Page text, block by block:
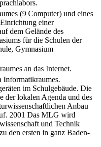
(9 Computer) und eines
einer
dem Gelände des
für die Schulen der
Gymnasium
an das Internet.
Informatikraumes.
im Schulgebäude. Die
der lokalen Agenda und des
Anbau
2001 Das MLG wird
und Technik
den ersten in ganz Baden-